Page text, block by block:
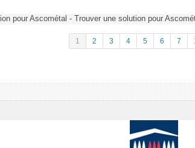
pour Ascométal - Trouver une solution pour
1 2 3 4 5 6 7